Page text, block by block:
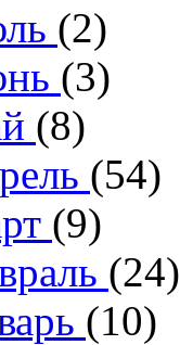
(2)
(3)
(8)
(54)
(9)
(24)
(10)